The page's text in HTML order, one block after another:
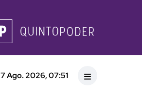
7 Ago. 2026, 07:51